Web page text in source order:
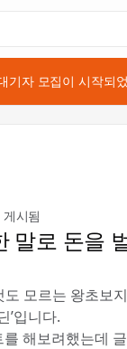
기자 모집이 시작되
시됨
말로 돈을
모르는 왕초보
’입니다.
해보려했는데